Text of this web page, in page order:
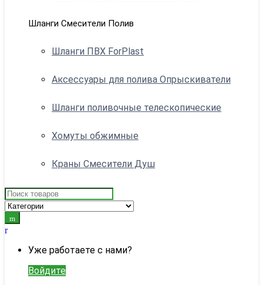
Шланги Смесители Полив
Шланги ПВХ ForPlast
Аксессуары для полива Опрыскиватели
Шланги поливочные телескопические
Хомуты обжимные
Краны Смесители Душ
Search
for:
My
Уже работаете с нами?
Войдите